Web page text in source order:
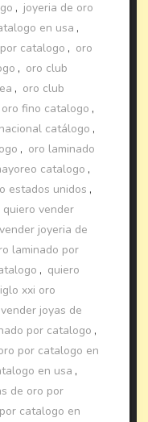
, joyeria de oro
en usa ,
catalogo , oro
, oro club
, oro club
oro fino catalogo ,
catálogo ,
, oro laminado
catalogo ,
estados unidos ,
quiero vender
joyeria de
laminado por
, quiero
xxi oro
vender joyas de
por catalogo ,
por catalogo en
en usa ,
de oro por
catalogo en